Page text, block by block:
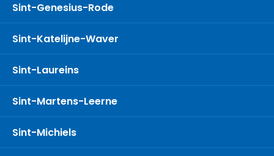
Sint-Genesius-Rode
Sint-Katelijne-Waver
Sint-Laureins
Sint-Martens-Leerne
Sint-Michiels